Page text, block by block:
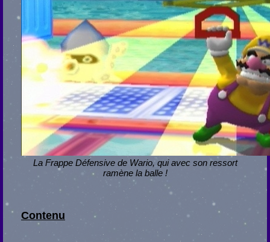
La Frappe Défensive de Wario, qui avec son ressort
ramène la balle !
Contenu